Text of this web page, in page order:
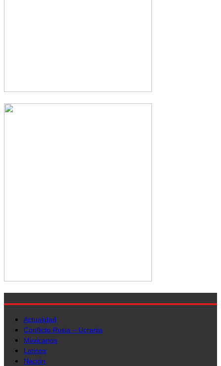
Actualidad
Conflicto Rusia – Ucrania
Mexicanos
Latinos
Nación